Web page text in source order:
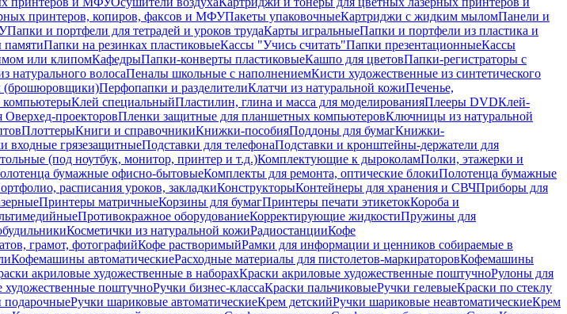
принтеров, копиров, факсов и МФУПакеты упаковочныеКартриджи с жидким мыломПанели и
Папки и портфели для тетрадей и уроков трудаКарты игральныеПапки и портфели из пластика и
памятиПапки на резинках пластиковыеКассы "Учись считать"Папки презентационныеКассы
или клипомКафедрыПапки-конверты пластиковыеКашпо для цветовПапки-регистраторы с
натурального волосаПеналы школьные с наполнениемКисти художественные из синтетического
(брошюровщики)Перфопапки и разделителиКлатчи из натуральной кожиПеченье,
Клей специальныйПластилин, глина и масса для моделированияПлееры DVDКлей-
Оверхед-проекторовПленки защитные для планшетных компьютеровКлючницы из натуральной
ПлоттерыКниги и справочникиКнижки-пособияПоддоны для бумагКнижки-
входные грязезащитныеПодставки для телефонаПодставки и кронштейны-держатели для
(под ноутбук, монитор, принтер и т.д.)Комплектующие к дыроколамПолки, этажерки и
бумажные офисно-бытовыеКомплекты для ремонта, оптические блокиПолотенца бумажные
расписания уроков, закладкиКонструкторыКонтейнеры для хранения и СВЧПриборы для
Принтеры матричныеКорзины для бумагПринтеры печати этикетокКороба и
Противокражное оборудованиеКорректирующие жидкостиПружины для
Косметички из натуральной кожиРадиостанцииКофе
грамот, фотографийКофе растворимыйРамки для информации и ценников собираемые в
Кофемашины автоматическиеРасходные материалы для пистолетов-маркираторовКофемашины
акриловые художественные в наборахКраски акриловые художественные поштучноРулоны для
художественные поштучноРучки бизнес-классаКраски пальчиковыеРучки гелевыеКраски по стеклу
подарочныеРучки шариковые автоматическиеКрем детскийРучки шариковые неавтоматическиеКрем